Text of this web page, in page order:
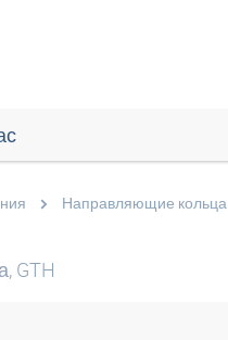
Направляющие кольца
GTH